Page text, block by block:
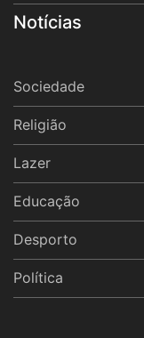
Notícias
Sociedade
Religião
Lazer
Educação
Desporto
Política